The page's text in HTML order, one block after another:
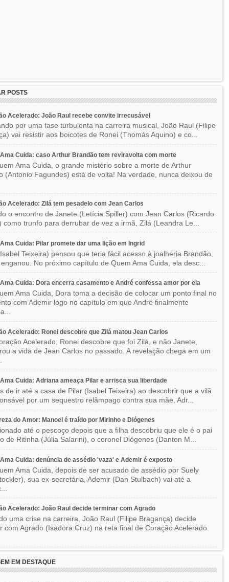
POSTS
Acelerado: João Raul recebe convite irrecusável
por uma fase turbulenta na carreira musical, João Raul (Filipe
vai resistir aos boicotes de Ronei (Thomás Aquino) e co...
Cuida: caso Arthur Brandão tem reviravolta com morte
Ama Cuida, o grande mistério sobre a morte de Arthur
(Antonio Fagundes) está de volta! Na verdade, nunca deixou de
Acelerado: Zilá tem pesadelo com Jean Carlos
o encontro de Janete (Letícia Spiller) com Jean Carlos (Ricardo
como trunfo para derrubar de vez a irmã, Zilá (Leandra Le...
Cuida: Pilar promete dar uma lição em Ingrid
Teixeira) pensou que teria fácil acesso à joalheria Brandão,
No próximo capítulo de Quem Ama Cuida, ela desc...
Cuida: Dora encerra casamento e André confessa amor por ela
Ama Cuida, Dora toma a decisão de colocar um ponto final no
com Ademir logo no capítulo em que André finalmente
Acelerado: Ronei descobre que Zilá matou Jean Carlos
Acelerado, Ronei descobre que foi Zilá, e não Janete,
a vida de Jean Carlos no passado. A revelação chega em um
Cuida: Adriana ameaça Pilar e arrisca sua liberdade
de ir até a casa de Pilar (Isabel Teixeira) ao descobrir que a vilã
por um sequestro relâmpago contra sua mãe, Adr...
do Amor: Manoel é traído por Mirinho e Diógenes
até o pescoço depois que a filha descobriu que ele é o pai
de Ritinha (Júlia Salarini), o coronel Diógenes (Danton M...
Cuida: denúncia de assédio 'vaza' e Ademir é exposto
Ama Cuida, depois de ser acusado de assédio por Suely
sua ex-secretária, Ademir (Dan Stulbach) vai até a
Acelerado: João Raul decide terminar com Agrado
uma crise na carreira, João Raul (Filipe Bragança) decide
com Agrado (Isadora Cruz) na reta final de Coração Acelerado.
EM DESTAQUE